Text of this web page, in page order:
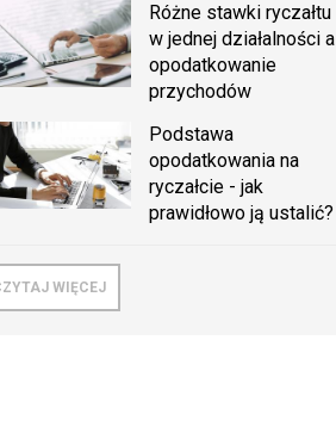
Różne stawki ryczałtu
w jednej działalności a
opodatkowanie
przychodów
Podstawa
opodatkowania na
ryczałcie - jak
prawidłowo ją ustalić?
WIĘCEJ